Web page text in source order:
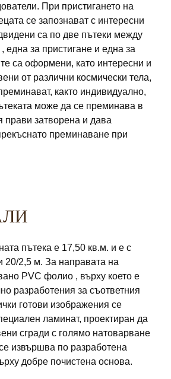
При пристигането на
се запознават с интересни
са по две пътеки между
една за пристигане и една за
са оформени, като интересни и
от различни космически тела,
както индивидуално,
може да се преминава в
прави затворена и дава
преминаване при
пътека е 17,50 кв.м. и е с
20/2,5 м. За направата на
PVC фолио , върху което е
разработения за съответния
готови изображения се
ламинат, проектиран да
сгради с голямо натоварване
извършва по разработена
добре почистена основа.